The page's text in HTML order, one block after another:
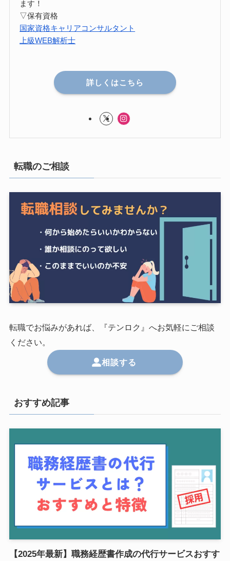
ます！
▽保有資格
国家資格キャリアコンサルタント
上級WEB解析士
詳しくはこちら
転職のご相談
転職でお悩みがあれば、『テンロク』へお気軽にご相談
ください。
相談する
おすすめ記事
【2025年最新】職務経歴書作成の代行サービスおすす